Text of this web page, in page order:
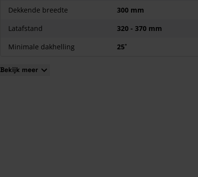
Dekkende breedte
300 mm
Latafstand
320 - 370 mm
Minimale dakhelling
25˚
Bekijk meer